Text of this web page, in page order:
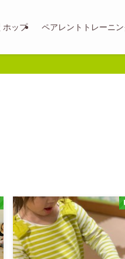
ホップ ペアレントトレーニ